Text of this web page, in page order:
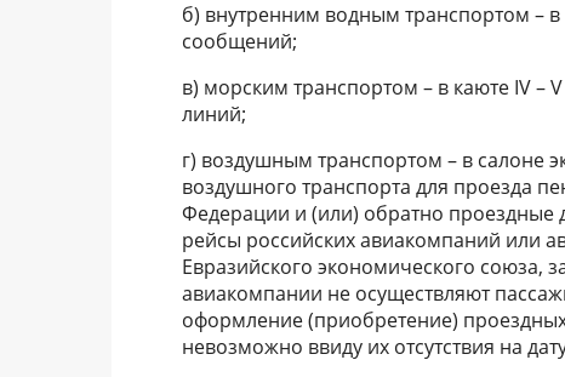
б) внутренним водным транспортом – в
сообщений;
в) морским транспортом – в каюте IV –
линий;
г) воздушным транспортом – в салоне
воздушного транспорта для проезда
Федерации и (или) обратно проездные
рейсы российских авиакомпаний или
Евразийского экономического союза,
авиакомпании не осуществляют
оформление (приобретение)
невозможно ввиду их отсутствия на